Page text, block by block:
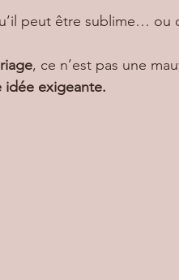
peut être sublime…
, ce n’est pas une
idée exigeante.